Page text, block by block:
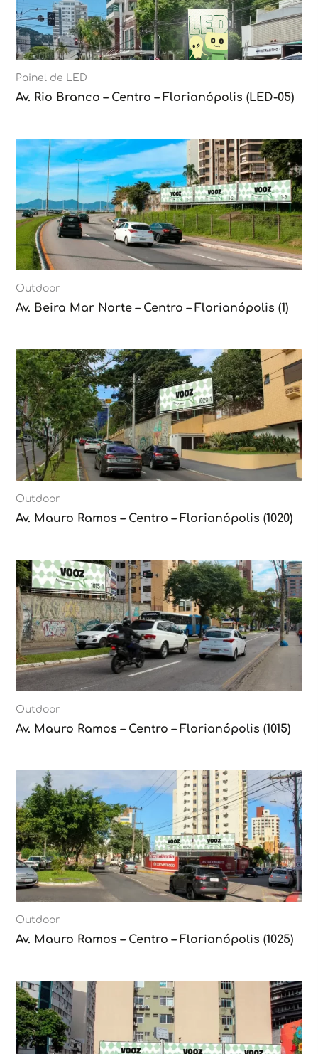
Painel de LED
Av. Rio Branco – Centro – Florianópolis (LED-05)
Outdoor
Av. Beira Mar Norte – Centro – Florianópolis (1)
Outdoor
Av. Mauro Ramos – Centro – Florianópolis (1020)
Outdoor
Av. Mauro Ramos – Centro – Florianópolis (1015)
Outdoor
Av. Mauro Ramos – Centro – Florianópolis (1025)